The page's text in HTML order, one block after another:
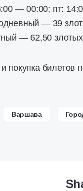
— 00:00; пт:
— 39
— 62,50
покупка билетов
Варшава